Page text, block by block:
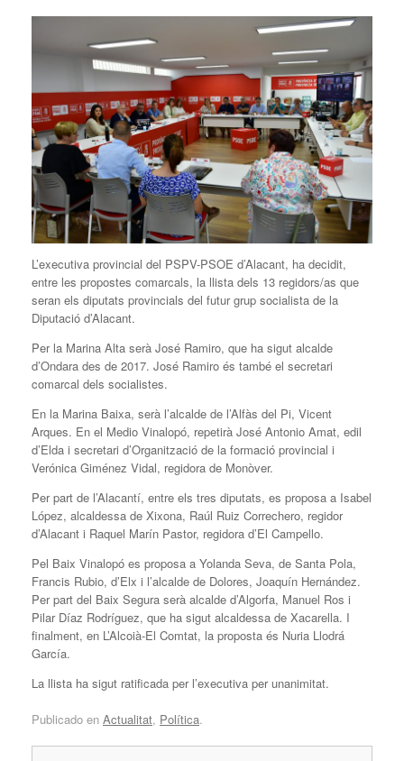
L’executiva provincial del PSPV-PSOE d’Alacant, ha decidit,
entre les propostes comarcals, la llista dels 13 regidors/as que
seran els diputats provincials del futur grup socialista de la
Diputació d’Alacant.
Per la Marina Alta serà José Ramiro, que ha sigut alcalde
d’Ondara des de 2017. José Ramiro és també el secretari
comarcal dels socialistes.
En la Marina Baixa, serà l’alcalde de l’Alfàs del Pi, Vicent
Arques. En el Medio Vinalopó, repetirà José Antonio Amat, edil
d’Elda i secretari d’Organització de la formació provincial i
Verónica Giménez Vidal, regidora de Monòver.
Per part de l’Alacantí, entre els tres diputats, es proposa a Isabel
López, alcaldessa de Xixona, Raúl Ruiz Correchero, regidor
d’Alacant i Raquel Marín Pastor, regidora d’El Campello.
Pel Baix Vinalopó es proposa a Yolanda Seva, de Santa Pola,
Francis Rubio, d’Elx i l’alcalde de Dolores, Joaquín Hernández.
Per part del Baix Segura serà alcalde d’Algorfa, Manuel Ros i
Pilar Díaz Rodríguez, que ha sigut alcaldessa de Xacarella. I
finalment, en L’Alcoià-El Comtat, la proposta és Nuria Llodrá
García.
La llista ha sigut ratificada per l’executiva per unanimitat.
Publicado en Actualitat, Política.